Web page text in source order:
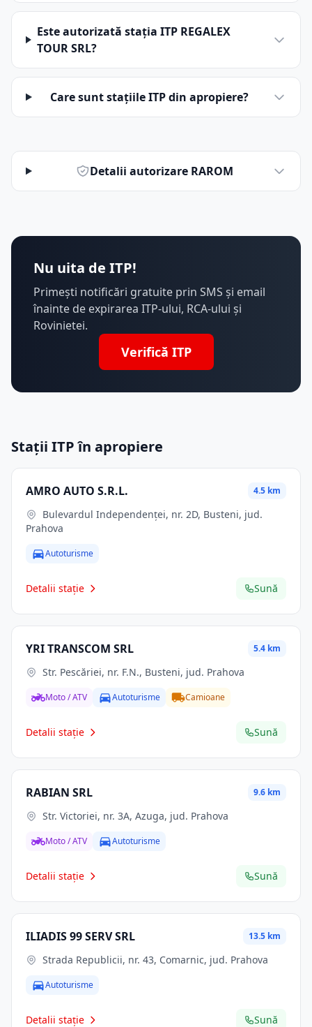
Este autorizată stația ITP REGALEX
TOUR SRL?
Care sunt stațiile ITP din apropiere?
Detalii autorizare RAROM
Nu uita de ITP!
Primești notificări gratuite prin SMS și email
înainte de expirarea ITP-ului, RCA-ului și
Rovinietei.
Verifică ITP
Stații ITP în apropiere
AMRO AUTO S.R.L. 4.5 km
Prahova
Autoturisme
Detalii stație Sună
YRI TRANSCOM SRL 5.4 km
Str. Pescăriei, nr. F.N., Busteni, jud. Prahova
Moto / ATV Autoturisme Camioane
Detalii stație Sună
RABIAN SRL 9.6 km
Str. Victoriei, nr. 3A, Azuga, jud. Prahova
Moto / ATV Autoturisme
Detalii stație Sună
ILIADIS 99 SERV SRL 13.5 km
Strada Republicii, nr. 43, Comarnic, jud. Prahova
Autoturisme
Detalii stație Sună